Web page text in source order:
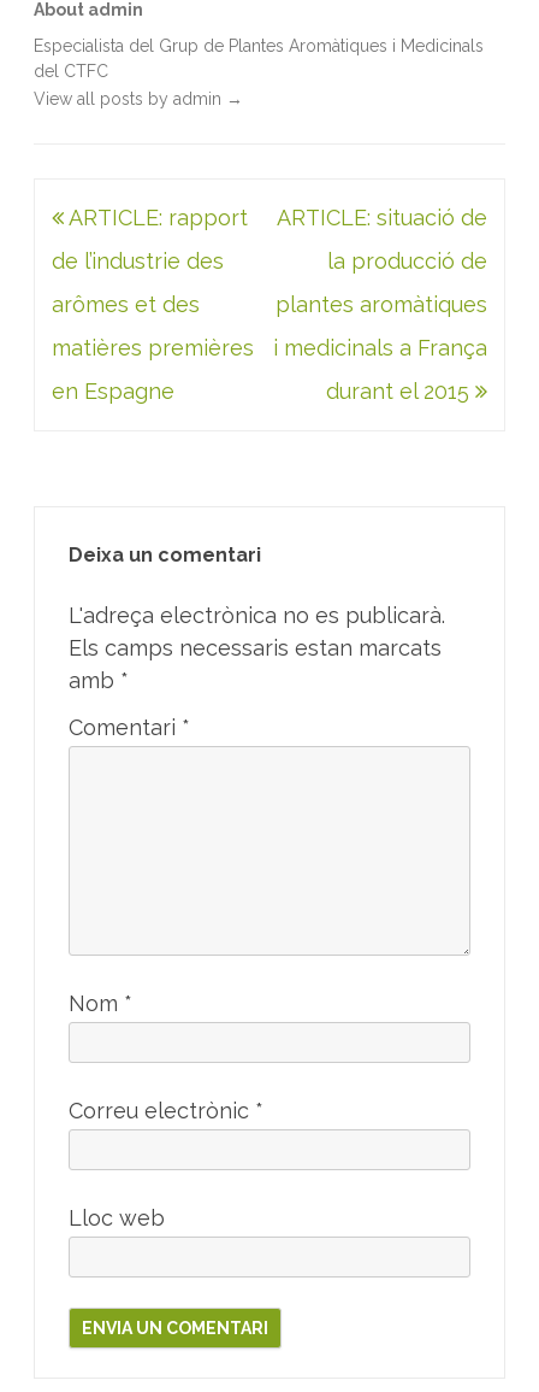
About admin
Especialista del Grup de Plantes Aromàtiques i Medicinals
del CTFC
View all posts by admin →
Navegació
d'entrades
ARTICLE: rapport
de l’industrie des
arômes et des
matières premières
en Espagne
ARTICLE: situació de
la producció de
plantes aromàtiques
i medicinals a França
durant el 2015
Deixa un comentari
L'adreça electrònica no es publicarà.
Els camps necessaris estan marcats
amb *
Comentari *
Nom *
Correu electrònic *
Lloc web